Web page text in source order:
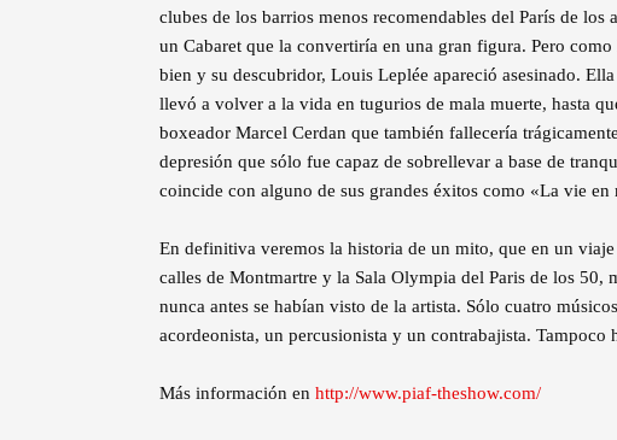
clubes de los barrios menos recomendables del París de
un Cabaret que la convertiría en una gran figura. Pero
bien y su descubridor, Louis Leplée apareció asesinado.
llevó a volver a la vida en tugurios de mala muerte, hasta
boxeador Marcel Cerdan que también fallecería
depresión que sólo fue capaz de sobrellevar a base de
coincide con alguno de sus grandes éxitos como «La vie en
En definitiva veremos la historia de un mito, que en un
calles de Montmartre y la Sala Olympia del Paris de los 50,
nunca antes se habían visto de la artista. Sólo cuatro
acordeonista, un percusionista y un contrabajista. Tampoco
Más información en http://www.piaf-theshow.com/